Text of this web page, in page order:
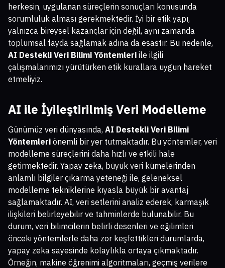
herkesin, uygulanan süreçlerin sonuçları konusunda
sorumluluk alması gerekmektedir. İyi bir etik yapı,
yalnızca bireysel kazançlar için değil, aynı zamanda
toplumsal fayda sağlamak adına da esastır. Bu nedenle,
AI Destekli Veri Bilimi Yöntemleri ile ilgili
çalışmalarımızı yürütürken etik kurallara uygun hareket
etmeliyiz.
AI ile İyileştirilmiş Veri Modelleme
Günümüz veri dünyasında, AI Destekli Veri Bilimi
Yöntemleri önemli bir yer tutmaktadır. Bu yöntemler, veri
modelleme süreçlerini daha hızlı ve etkili hale
getirmektedir. Yapay zeka, büyük veri kümelerinden
anlamlı bilgiler çıkarma yeteneği ile, geleneksel
modelleme tekniklerine kıyasla büyük bir avantaj
sağlamaktadır. AI, veri setlerini analiz ederek, karmaşık
ilişkileri belirleyebilir ve tahminlerde bulunabilir. Bu
durum, veri bilimcilerin belirli desenleri ve eğilimleri
önceki yöntemlerle daha zor keşfettikleri durumlarda,
yapay zeka sayesinde kolaylıkla ortaya çıkmaktadır.
Örneğin, makine öğrenimi algoritmaları, geçmiş verilere